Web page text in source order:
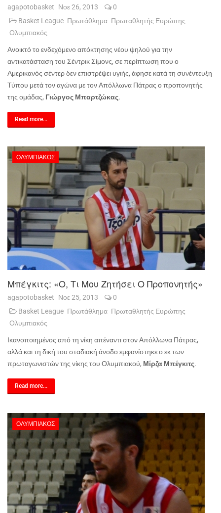
agapotobasket Νοε 26, 2013
0
Basket League Πρωτάθλημα Πρωταθλητής Ευρώπης
Ολυμπιακός
Ανοικτό το ενδεχόμενο απόκτησης νέου ψηλού για την
αντικατάσταση του Σέντρικ Σίμονς, σε περίπτωση που ο
Αμερικανός σέντερ δεν επιστρέψει υγιής, άφησε κατά τη συνέντευξη
Τύπου μετά τον αγώνα με τον Απόλλωνα Πάτρας ο προπονητής
της ομάδας, Γιώργος Μπαρτζώκας.
Read more...
ΟΛΥΜΠΙΑΚΌΣ
Μπέγκιτς: «Ο, Τι Μου Ζητήσει Ο Προπονητής»
agapotobasket Νοε 25, 2013
0
Basket League Πρωτάθλημα Πρωταθλητής Ευρώπης
Ολυμπιακός
Ικανοποιημένος από τη νίκη απέναντι στον Απόλλωνα Πάτρας,
αλλά και τη δική του σταδιακή άνοδο εμφανίστηκε ο εκ των
πρωταγωνιστών της νίκης του Ολυμπιακού, Μίρζα Μπέγκιτς.
Read more...
ΟΛΥΜΠΙΑΚΌΣ